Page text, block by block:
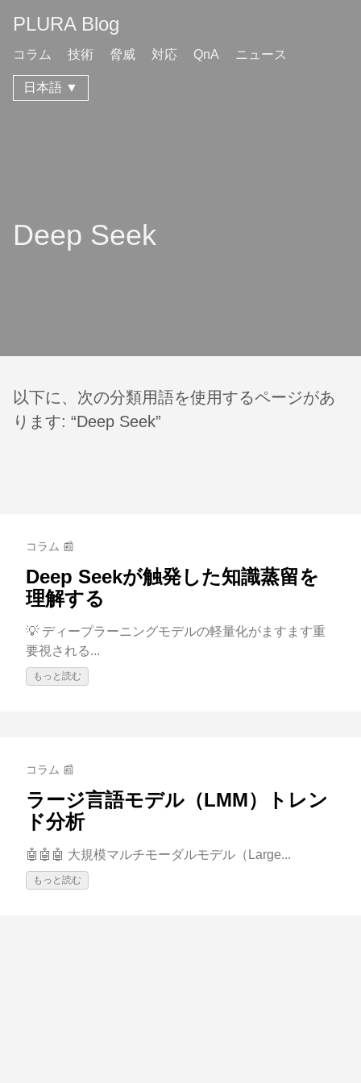
PLURA Blog
コラム 技術 脅威 対応 QnA ニュース
日本語 ▼
Deep Seek
以下に、次の分類用語を使用するページがあ
ります: “Deep Seek”
コラム 📰
Deep Seekが触発した知識蒸留を
理解する
💡 ディープラーニングモデルの軽量化がますます重
要視される...
もっと読む
コラム 📰
ラージ言語モデル（LMM）トレン
ド分析
🤖🤖🤖 大規模マルチモーダルモデル（Large...
もっと読む